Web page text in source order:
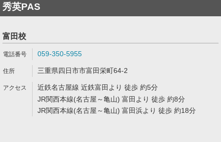
秀英PAS
富田校
059-350-5955
三重県四日市市富田栄町64-2
近鉄名古屋線 近鉄富田より 徒歩 約5分
JR関西本線(名古屋～亀山) 富田より 徒歩 約8分
JR関西本線(名古屋～亀山) 富田浜より 徒歩 約18分